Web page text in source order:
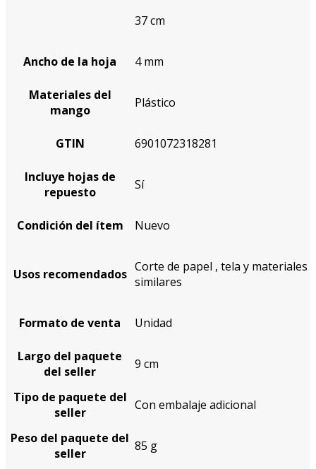
37 cm
Ancho de la hoja 4 mm
Materiales del
mango
Plástico
GTIN 6901072318281
Incluye hojas de
repuesto
Sí
Condición del ítem Nuevo
Usos recomendados Corte de papel , tela y materiales
similares
Formato de venta Unidad
Largo del paquete
del seller
9 cm
Tipo de paquete del
seller
Con embalaje adicional
Peso del paquete del
seller
85 g